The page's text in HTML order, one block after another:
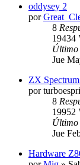
oddysey 2
por
8
19434
Último
Jue
ZX
por
8
19952
Último
Jue
Hardware